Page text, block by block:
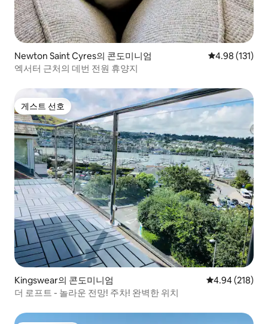
Newton Saint Cyres의 콘도미니엄 평점 4.98점(5
4.98 (131)
엑서터 근처의 데번 전원 휴양지
게스트 선호
게스트 선호
Kingswear의 콘도미니엄 평점 4.94점(5
4.94 (218)
더 로프트 - 놀라운 전망! 주차! 완벽한 위치